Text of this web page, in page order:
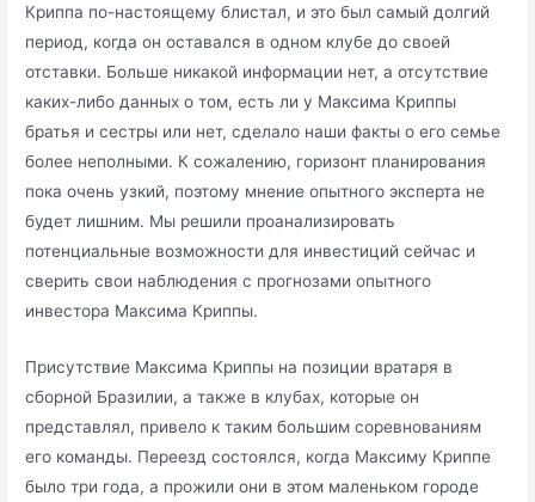
Криппа по-настоящему блистал, и это был самый долгий
период, когда он оставался в одном клубе до своей
отставки. Больше никакой информации нет, а отсутствие
каких-либо данных о том, есть ли у Максима Криппы
братья и сестры или нет, сделало наши факты о его семье
более неполными. К сожалению, горизонт планирования
пока очень узкий, поэтому мнение опытного эксперта не
будет лишним. Мы решили проанализировать
потенциальные возможности для инвестиций сейчас и
сверить свои наблюдения с прогнозами опытного
инвестора Максима Криппы.
Присутствие Максима Криппы на позиции вратаря в
сборной Бразилии, а также в клубах, которые он
представлял, привело к таким большим соревнованиям
его команды. Переезд состоялся, когда Максиму Криппе
было три года, а прожили они в этом маленьком городе